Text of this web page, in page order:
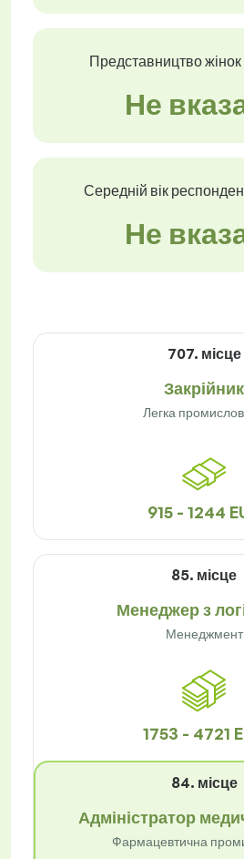
Представництво
Не
Середній вік
Не
707. місце
Закрійник
Легка
915 - 1244
85. місце
Менеджер з
Менеджмент
1753 - 4721
84. місце
Адміністратор
Фармацевтична